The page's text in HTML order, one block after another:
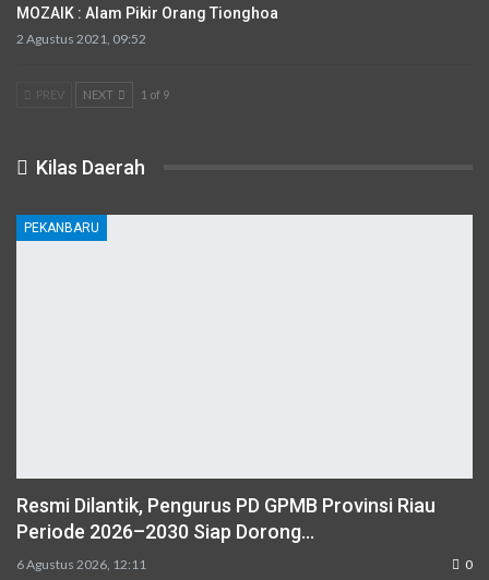
MOZAIK : Alam Pikir Orang Tionghoa
2 Agustus 2021, 09:52
PREV NEXT 1 of 9
Kilas Daerah
PEKANBARU
Resmi Dilantik, Pengurus PD GPMB Provinsi Riau
Periode 2026–2030 Siap Dorong…
6 Agustus 2026, 12:11 0